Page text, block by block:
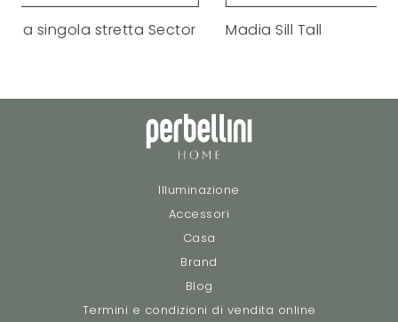
stretta Sector Madia Sill Tall
Illuminazione
Accessori
Casa
Brand
Blog
Termini e condizioni di vendita online